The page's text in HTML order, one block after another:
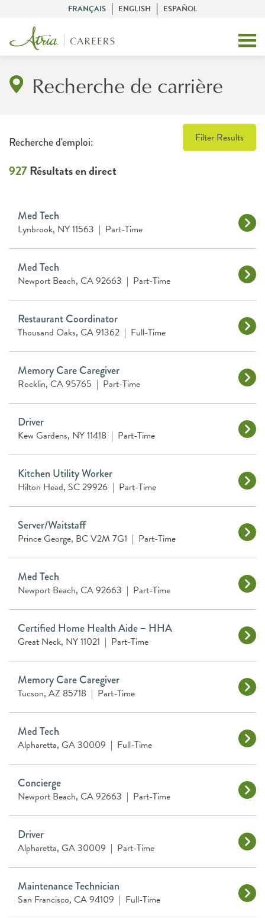
FRANÇAIS ENGLISH ESPAÑOL
Recherche de carrière
Recherche d'emploi: Filter Results
927Résultats en direct
Med Tech
Lynbrook, NY 11563 | Part-Time
Med Tech
Newport Beach, CA 92663 | Part-Time
Restaurant Coordinator
Thousand Oaks, CA 91362 | Full-Time
Memory Care Caregiver
Rocklin, CA 95765 | Part-Time
Driver
Kew Gardens, NY 11418 | Part-Time
Kitchen Utility Worker
Hilton Head, SC 29926 | Part-Time
Server/Waitstaff
Prince George, BC V2M 7G1 | Part-Time
Med Tech
Newport Beach, CA 92663 | Part-Time
Certified Home Health Aide – HHA
Great Neck, NY 11021 | Part-Time
Memory Care Caregiver
Tucson, AZ 85718 | Part-Time
Med Tech
Alpharetta, GA 30009 | Full-Time
Concierge
Newport Beach, CA 92663 | Part-Time
Driver
Alpharetta, GA 30009 | Part-Time
Maintenance Technician
San Francisco, CA 94109 | Full-Time